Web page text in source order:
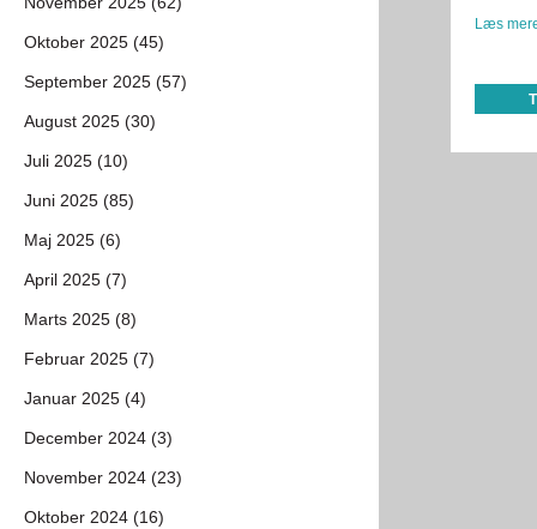
Læs
Oktober 2025 (45)
September 2025 (57)
August 2025 (30)
Juli 2025 (10)
Juni 2025 (85)
Maj 2025 (6)
April 2025 (7)
Marts 2025 (8)
Februar 2025 (7)
Januar 2025 (4)
December 2024 (3)
November 2024 (23)
Oktober 2024 (16)